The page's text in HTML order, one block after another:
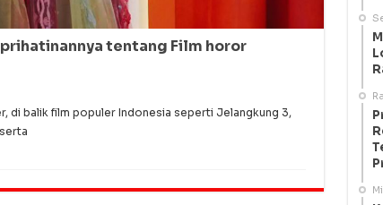
tentang Film horor
di balik film populer Indonesia seperti Jelangkung 3,